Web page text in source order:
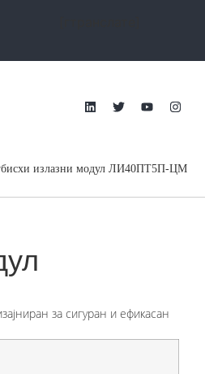
излазни модул ЛИ40ПТ5П-ЦМ
за сигуран и ефикасан